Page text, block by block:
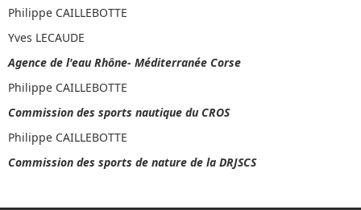
Philippe CAILLEBOTTE
Yves LECAUDE
Agence de l'eau Rhône- Méditerranée Corse
Philippe CAILLEBOTTE
Commission des sports nautique du CROS
Philippe CAILLEBOTTE
Commission des sports de nature de la DRJSCS